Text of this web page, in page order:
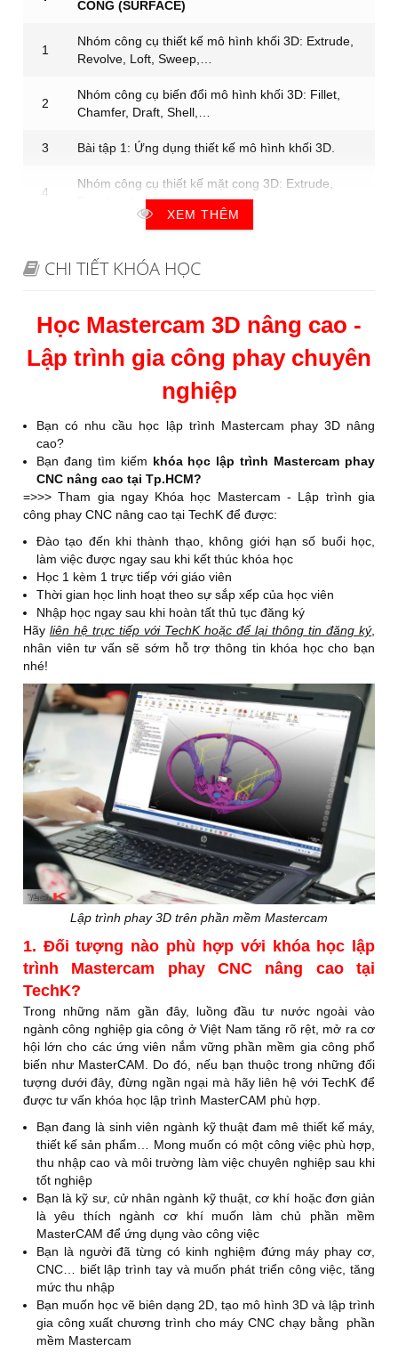
CONG (SURFACE)
1
Nhóm công cụ thiết kế mô hình khối 3D: Extrude,
Revolve, Loft, Sweep,…
2
Nhóm công cụ biến đổi mô hình khối 3D: Fillet,
Chamfer, Draft, Shell,…
3 Bài tập 1: Ứng dụng thiết kế mô hình khối 3D.
4
Nhóm công cụ thiết kế mặt cong 3D: Extrude,
Revolve, Loft, Sweep,…
Offset Surface, Trim Sruface, Extend Surface,…
GIỚI THIỆU CÁC BƯỚC LẬP TRÌNH GIA CÔNG
3D TRÊN MASTERCAM
1
Giới thiệu các loại máy phay trên phần mềm
2 Thiết lập máy theo yêu cầu thực tế.
Thiết lập và tạo mới dụng cụ cắt theo yêu cầu thực
tế.
4 Thiết lập phôi và đồ gá.
5
Kiểm tra và chỉnh sửa bề mặt gia công, tạo đường
giới hạn gia công.
6
MasterCAM 2018.
7 Thực hành thiết lập gia công chi tiết mặt cong 3D.
Mô phỏng đường chạy dao 2D (Backplot) và mô
phỏng gia công 3D (Verify).
9 Xuất chương trình gia công (G-code).
10 Chỉnh sửa Toolpath, tái tạo đường chạy dao.
11
Tạo nguyên công mới, thiết lập gốc tọa độ gia
công mới.
1 Phương pháp 3D Surface Rough Parallel.
Phương pháp 3D Surface Rough Radial.
3 Phương pháp 3D Surface Rough Project.
4 Phương pháp 3D Surface Rough Flowline.
Bài tập 3: Ứng dụng phương pháp gia công thô
mặt cong 3D.
6 Phương pháp 3D Surface Rough Contour.
7 Phương pháp 3D Surface Rough Pocket.
8 Phương pháp 3D Surface Rough Plunge.
9 Phương pháp 3D Surface Rough Restmill.
10
Bài tập 4: Ứng dụng phương pháp gia công thô
mặt cong 3D.
XEM THÊM
CHI TIẾT KHÓA HỌC
Học Mastercam 3D nâng cao -
Lập trình gia công phay chuyên
nghiệp
Bạn có nhu cầu học lập trình Mastercam phay 3D nâng
cao?
Bạn đang tìm kiếm khóa học lập trình Mastercam phay
CNC nâng cao tại Tp.HCM?
=>>> Tham gia ngay Khóa học Mastercam - Lập trình gia
công phay CNC nâng cao tại TechK để được:
Đào tạo đến khi thành thạo, không giới hạn số buổi học,
làm việc được ngay sau khi kết thúc khóa học
Học 1 kèm 1 trực tiếp với giáo viên
Thời gian học linh hoạt theo sự sắp xếp của học viên
Nhập học ngay sau khi hoàn tất thủ tục đăng ký
Hãy liên hệ trực tiếp với TechK hoặc để lại thông tin đăng ký,
nhân viên tư vấn sẽ sớm hỗ trợ thông tin khóa học cho bạn
nhé!
Lập trình phay 3D trên phần mềm Mastercam
1. Đối tượng nào phù hợp với khóa học lập
trình Mastercam phay CNC nâng cao tại
TechK?
Trong những năm gần đây, luồng đầu tư nước ngoài vào
ngành công nghiệp gia công ở Việt Nam tăng rõ rệt, mở ra cơ
hội lớn cho các ứng viên nắm vững phần mềm gia công phổ
biến như MasterCAM. Do đó, nếu bạn thuộc trong những đối
tượng dưới đây, đừng ngần ngại mà hãy liên hệ với TechK để
được tư vấn khóa học lập trình MasterCAM phù hợp.
Bạn đang là sinh viên ngành kỹ thuật đam mê thiết kế máy,
thiết kế sản phẩm… Mong muốn có một công việc phù hợp,
thu nhập cao và môi trường làm việc chuyên nghiệp sau khi
tốt nghiệp
Bạn là kỹ sư, cử nhân ngành kỹ thuật, cơ khí hoặc đơn giản
là yêu thích ngành cơ khí muốn làm chủ phần mềm
MasterCAM để ứng dụng vào công việc
Bạn là người đã từng có kinh nghiệm đứng máy phay cơ,
CNC… biết lập trình tay và muốn phát triển công việc, tăng
mức thu nhập
Bạn muốn học vẽ biên dạng 2D, tạo mô hình 3D và lập trình
gia công xuất chương trình cho máy CNC chạy bằng phần
mềm Mastercam